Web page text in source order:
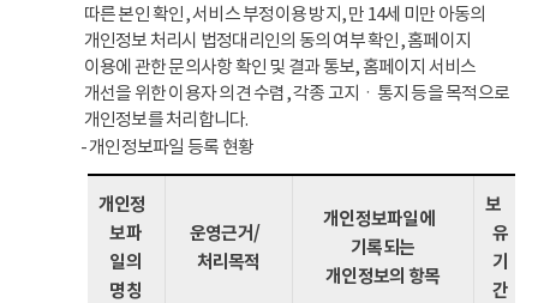
따른 본인 확인, 서비스 부정이용 방지, 만 14세 미만 아동의
개인정보 처리시 법정대리인의 동의 여부 확인, 홈페이지
이용에 관한 문의사항 확인 및 결과 통보, 홈페이지 서비스
개선을 위한 이용자 의견 수렴, 각종 고지ㆍ통지 등을 목적으로
개인정보를 처리합니다.
- 개인정보파일 등록 현황
개인정
보파
일의
명칭
운영근거/
처리목적
개인정보파일에
기록되는
개인정보의 항목
보
유
기
간